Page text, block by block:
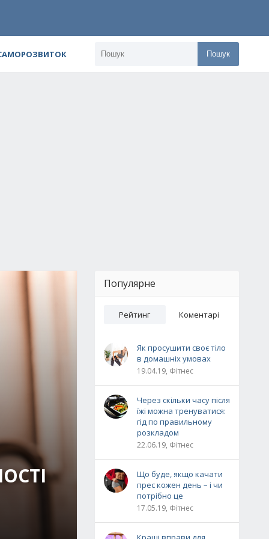
Пошук
Популярне
Рейтинг Коментарі
Як просушити своє тіло
в домашніх умовах
19.04.19, Фітнес
Через скільки часу після
їжі можна тренуватися:
гід по правильному
розкладом
22.06.19, Фітнес
Що буде, якщо качати
прес кожен день – і чи
потрібно це
17.05.19, Фітнес